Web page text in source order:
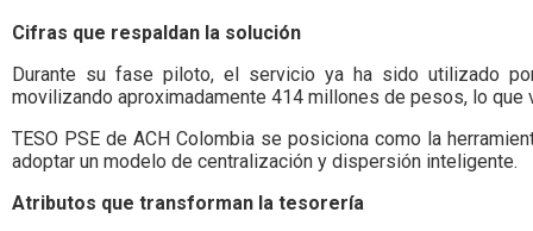
Cifras que respaldan la solución
Durante su fase piloto, el servicio ya ha sido utilizado
movilizando aproximadamente 414 millones de pesos, lo
TESO PSE de ACH Colombia se posiciona como la
adoptar un modelo de centralización y dispersión inteligente.
Atributos que transforman la tesorería